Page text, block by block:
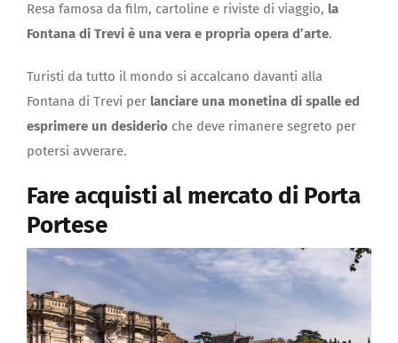
Resa famosa da film, cartoline e riviste di viaggio, la
Fontana di Trevi è una vera e propria opera d’arte.
Turisti da tutto il mondo si accalcano davanti alla
Fontana di Trevi per lanciare una monetina di spalle ed
esprimere un desiderio che deve rimanere segreto per
potersi avverare.
Fare acquisti al mercato di Porta
Portese